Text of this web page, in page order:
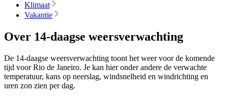
Klimaat
Vakantie
Over 14-daagse weersverwachting
De 14-daagse weersverwachting toont het weer voor de komende
tijd voor Rio de Janeiro. Je kan hier onder andere de verwachte
temperatuur, kans op neerslag, windsnelheid en windrichting en
uren zon zien per dag.